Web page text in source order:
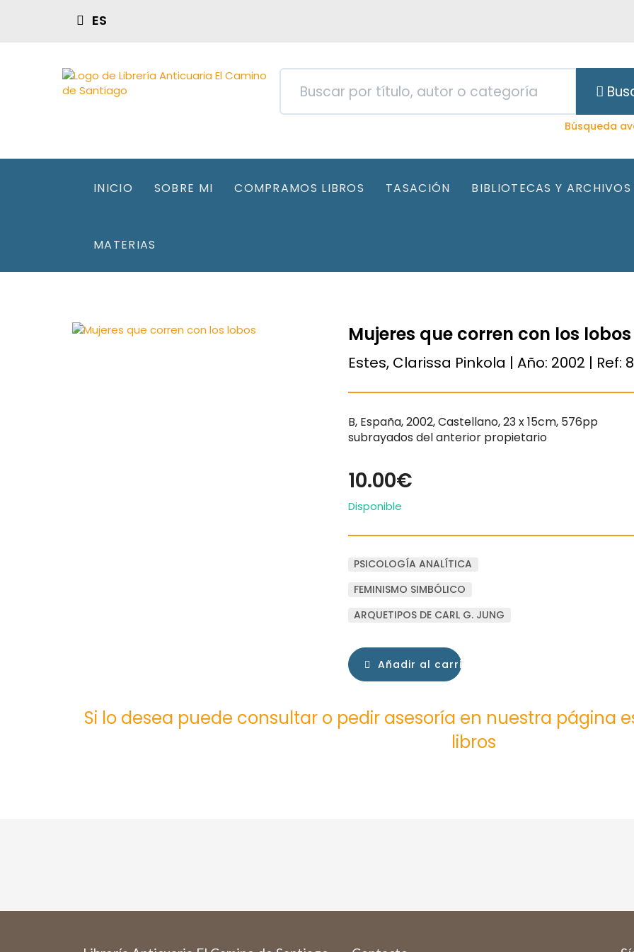
ES
Búsqueda
INICIO SOBRE MI COMPRAMOS LIBROS TASACIÓN BIBLIOTECAS Y ARCHIVOS
MATERIAS
Mujeres que corren con los lobos
Estes, Clarissa Pinkola | Año: 2002 | Ref:
B, España, 2002, Castellano, 23 x 15cm, 576pp
subrayados del anterior propietario
10.00€
Disponible
PSICOLOGÍA ANALÍTICA
FEMINISMO SIMBÓLICO
ARQUETIPOS DE CARL G. JUNG
Añadir al carrito
Si lo desea puede consultar o pedir asesoría en nuestra página
libros